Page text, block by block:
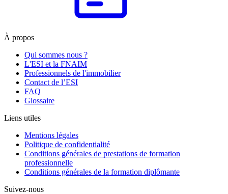
À propos
Qui sommes nous ?
L'ESI et la FNAIM
Professionnels de l'immobilier
Contact de l’ESI
FAQ
Glossaire
Liens utiles
Mentions légales
Politique de confidentialité
Conditions générales de prestations de formation
professionnelle
Conditions générales de la formation diplômante
Suivez-nous